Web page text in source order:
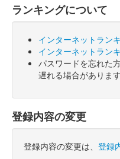
ランキングについて
インターネットラン
インターネットラン
パスワードを忘れた
遅れる場合がありま
登録内容の変更
登録内容の変更は、 登録